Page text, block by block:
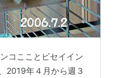
コこことビセイイン
2019年４月から週３